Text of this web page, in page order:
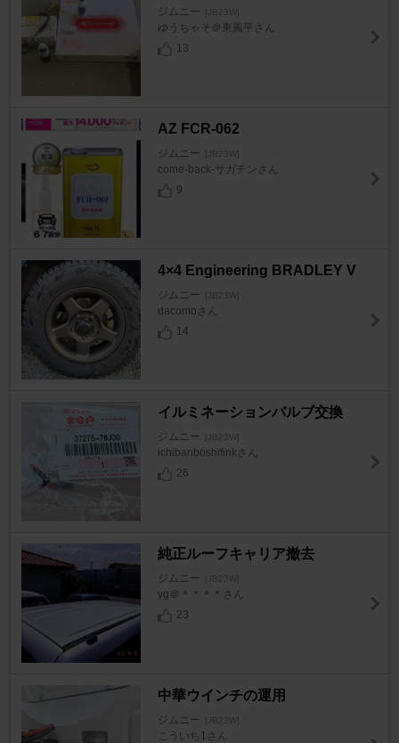
ジムニー [JB23W]
ゆうちゃそ＠東風平さん
13
AZ FCR-062
ジムニー [JB23W]
come-back-サガチンさん
9
4×4 Engineering BRADLEY V
ジムニー [JB23W]
dacomoさん
14
イルミネーションバルブ交換
ジムニー [JB23W]
ichibanboshifinkさん
26
純正ルーフキャリア撤去
ジムニー [JB23W]
yg＠＊＊＊＊さん
23
中華ウインチの運用
ジムニー [JB23W]
こういち1さん